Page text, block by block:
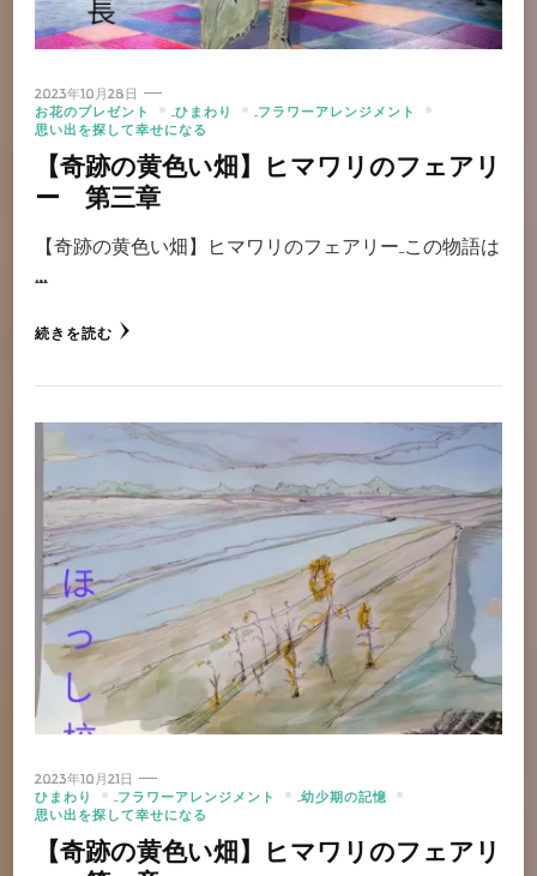
2023年10月28日
お花のプレゼント
ひまわり
フラワーアレンジメント
思い出を探して幸せになる
【奇跡の黄色い畑】ヒマワリのフェアリ
ー 第三章
【奇跡の黄色い畑】ヒマワリのフェアリー この物語は
…
続きを読む
2023年10月21日
ひまわり
フラワーアレンジメント
幼少期の記憶
思い出を探して幸せになる
【奇跡の黄色い畑】ヒマワリのフェアリ